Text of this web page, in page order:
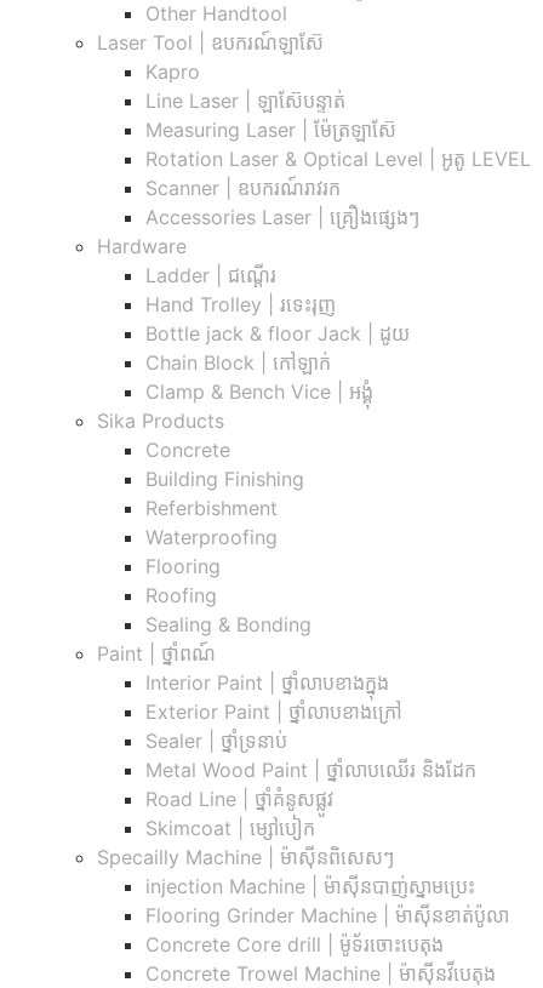
Other Handtool
Laser Tool | ឧបករណ៍ឡាស៊ែ
Kapro
Line Laser | ឡាស៊ែបន្ទាត់
Measuring Laser | ម៉ែត្រឡាស៊ែ
Rotation Laser & Optical Level | អូតូ LEVEL
Scanner | ឧបករណ៍រាវរក
Accessories Laser | គ្រឿងផ្សេងៗ
Hardware
Ladder | ជណ្តើរ
Hand Trolley | រទេះរុញ
Bottle jack & floor Jack​ | ដូយ
Chain Block | កៅឡាក់
Clamp & Bench Vice | អង្គុំ
Sika Products
Concrete
Building Finishing
Referbishment
Waterproofing
Flooring
Roofing
Sealing & Bonding
Paint | ថ្នាំពណ៍
Interior Paint | ថ្នាំលាបខាងក្នុង
Exterior Paint | ថ្នាំលាបខាងក្រៅ
Sealer | ថ្នាំទ្រនាប់
Metal Wood Paint | ថ្នាំលាបឈើរ និងដែក
Road Line | ថ្នាំគំនូសផ្លូវ
Skimcoat | ម្សៅបៀក
Specailly Machine | ម៉ាស៊ីនពិសេសៗ
injection Machine | ម៉ាស៊ីនបាញ់ស្នាមប្រេះ
Flooring Grinder Machine | ម៉ាស៊ីនខាត់ប៉ូលា
Concrete Core drill | ម៉ូទ័រចោះបេតុង
Concrete Trowel Machine | ម៉ាស៊ីនវីបេតុង